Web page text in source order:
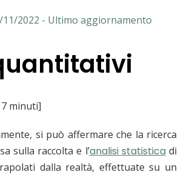
11/2022 - Ultimo aggiornamento
minuti]
si può affermare che la ricerca
sulla raccolta e l’analisi statisticadi
dalla realtà, effettuate su un